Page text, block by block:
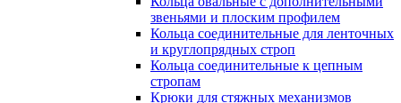
звеньями и плоским профилем
Кольца соединительные для ленточных
и круглопрядных строп
Кольца соединительные к цепным
стропам
Крюки для стяжных механизмов